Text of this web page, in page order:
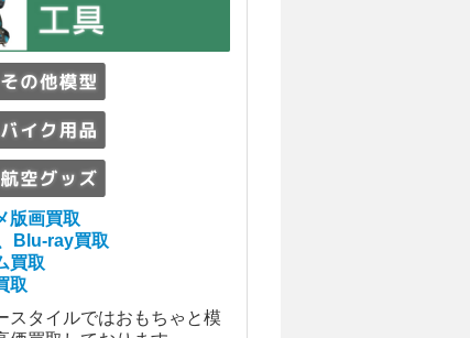
版画買取
Blu-ray買取
買取
取
スタイルではおもちゃと模